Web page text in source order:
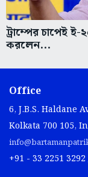
ট্রাম্পের চাপেই
করলেন...
Office
6, J.B.S. Haldane
Kolkata 700 105,
+91 - 33 2251 3292